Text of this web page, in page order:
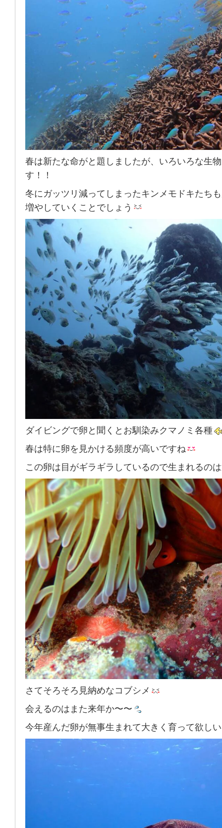
春は新たな命がと題しましたが、いろいろな生
す！！
冬にガッツリ減ってしまったキンメモドキたち
増やしていくことでしょう
ダイビングで卵と聞くとお馴染みクマノミ各種
春は特に卵を見かける頻度が高いですね
この卵は目がギラギラしているので生まれるの
さてそろそろ見納めなコブシメ
会えるのはまた来年か〜〜
今年産んだ卵が無事生まれて大きく育って欲し